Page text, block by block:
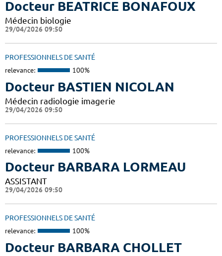
Docteur BEATRICE BONAFOUX
Médecin biologie
29/04/2026 09:50
PROFESSIONNELS DE SANTÉ
relevance: 100%
Docteur BASTIEN NICOLAN
Médecin radiologie imagerie
29/04/2026 09:50
PROFESSIONNELS DE SANTÉ
relevance: 100%
Docteur BARBARA LORMEAU
ASSISTANT
29/04/2026 09:50
PROFESSIONNELS DE SANTÉ
relevance: 100%
Docteur BARBARA CHOLLET